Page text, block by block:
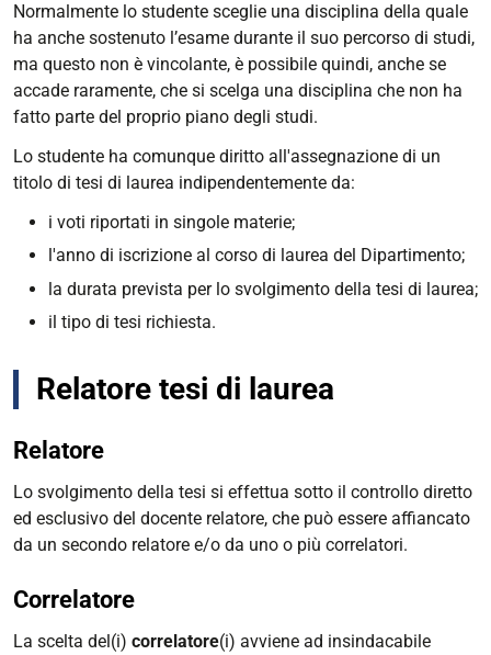
Normalmente lo studente sceglie una disciplina della quale
ha anche sostenuto l’esame durante il suo percorso di studi,
ma questo non è vincolante, è possibile quindi, anche se
accade raramente, che si scelga una disciplina che non ha
fatto parte del proprio piano degli studi.
Lo studente ha comunque diritto all'assegnazione di un
titolo di tesi di laurea indipendentemente da:
i voti riportati in singole materie;
l'anno di iscrizione al corso di laurea del Dipartimento;
la durata prevista per lo svolgimento della tesi di laurea;
il tipo di tesi richiesta.
Relatore tesi di laurea
Relatore
Lo svolgimento della tesi si effettua sotto il controllo diretto
ed esclusivo del docente relatore, che può essere affiancato
da un secondo relatore e/o da uno o più correlatori.
Correlatore
La scelta del(i) correlatore(i) avviene ad insindacabile